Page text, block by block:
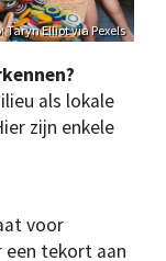
Taryn Elliot via Pexels
als lokale
zijn enkele
voor
een tekort aan